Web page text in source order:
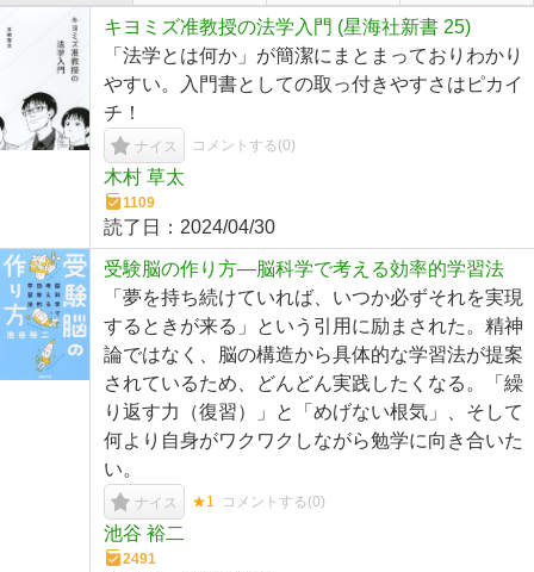
キヨミズ准教授の法学入門 (星海社新書 25)
「法学とは何か」が簡潔にまとまっておりわかり
やすい。入門書としての取っ付きやすさはピカイ
チ！
ナイス コメントする(0)
木村 草太
1109
読了日： 2024/04/30
受験脳の作り方―脳科学で考える効率的学習法
「夢を持ち続けていれば、いつか必ずそれを実現
するときが来る」という引用に励まされた。精神
論ではなく、脳の構造から具体的な学習法が提案
されているため、どんどん実践したくなる。「繰
り返す力（復習）」と「めげない根気」、そして
何より自身がワクワクしながら勉学に向き合いた
い。
ナイス ★1 コメントする(0)
池谷 裕二
2491